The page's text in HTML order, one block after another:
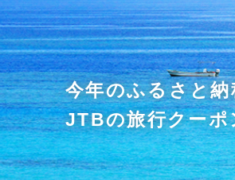
今年のふるさと納
JTBの旅行クーポ